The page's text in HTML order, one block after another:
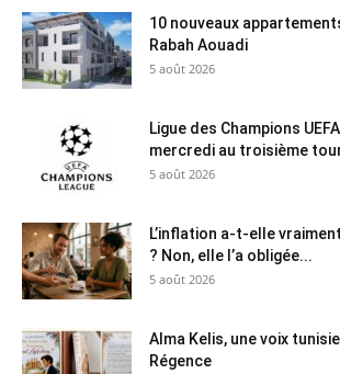
10 nouveaux
Rabah Aouadi
5 août 2026
Ligue des Champions
mercredi au troisième
5 août 2026
L’inflation a-t-elle
? Non, elle l’a obligée...
5 août 2026
Alma Kelis, une voix
Régence